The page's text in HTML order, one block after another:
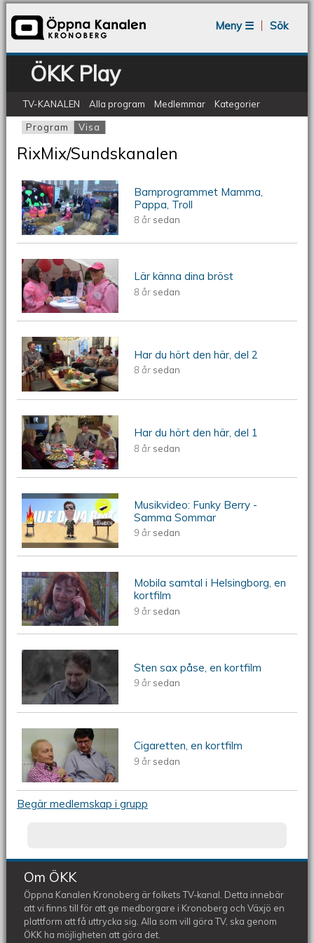
Meny ☰
Sök
ÖKK Play
TV-KANALEN Alla program Medlemmar Kategorier
Primära flikar
Program Visa
RixMix/Sundskanalen
Barnprogrammet Mamma, Pappa, Troll
Barnprogrammet Mamma,
Pappa, Troll
8 år sedan
Lär känna dina bröstLär känna dina bröst
8 år sedan
Har du hört den här, del 2
Har du hört den här, del 2
8 år sedan
Har du hört den här, del 1
Har du hört den här, del 1
8 år sedan
Musikvideo: Funky Berry - Samma
Sommar
Musikvideo: Funky Berry -
Samma Sommar
9 år sedan
Mobila samtal i Helsingborg, en
kortfilm
Mobila samtal i Helsingborg, en
kortfilm
9 år sedan
Sten sax påse, en kortfilm
Sten sax påse, en kortfilm
9 år sedan
Cigaretten, en kortfilmCigaretten, en kortfilm
9 år sedan
Begär medlemskap i grupp
Om ÖKK
Öppna Kanalen Kronoberg är folkets TV-kanal. Detta innebär
att vi finns till för att ge medborgare i Kronoberg och Växjö en
plattform att få uttrycka sig. Alla som vill göra TV, ska genom
ÖKK ha möjligheten att göra det.